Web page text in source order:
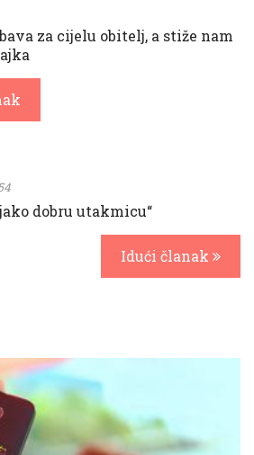
za cijelu obitelj, a stiže nam
dobru utakmicu“
Idući članak